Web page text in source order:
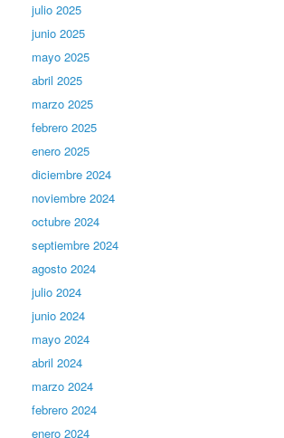
julio 2025
junio 2025
mayo 2025
abril 2025
marzo 2025
febrero 2025
enero 2025
diciembre 2024
noviembre 2024
octubre 2024
septiembre 2024
agosto 2024
julio 2024
junio 2024
mayo 2024
abril 2024
marzo 2024
febrero 2024
enero 2024